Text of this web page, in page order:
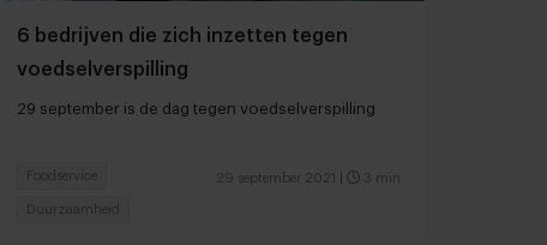
6 bedrijven die zich inzetten tegen
voedselverspilling
29 september is de dag tegen voedselverspilling
29 september 2021 3 min
Foodservice
Duurzaamheid